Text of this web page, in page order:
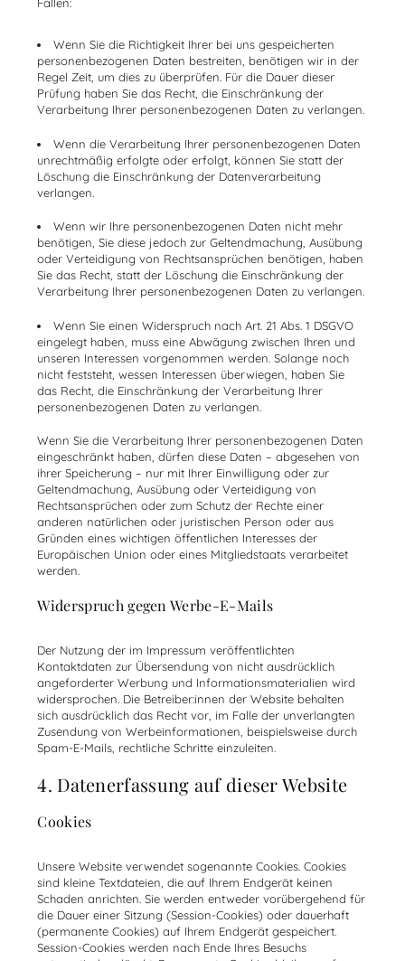
Wenn Sie die Richtigkeit Ihrer bei uns gespeicherten
personenbezogenen Daten bestreiten, benötigen wir in der
Regel Zeit, um dies zu überprüfen. Für die Dauer dieser
Prüfung haben Sie das Recht, die Einschränkung der
Verarbeitung Ihrer personenbezogenen Daten zu verlangen.
Wenn die Verarbeitung Ihrer personenbezogenen Daten
unrechtmäßig erfolgte oder erfolgt, können Sie statt der
Löschung die Einschränkung der Datenverarbeitung
verlangen.
Wenn wir Ihre personenbezogenen Daten nicht mehr
benötigen, Sie diese jedoch zur Geltendmachung, Ausübung
oder Verteidigung von Rechtsansprüchen benötigen, haben
Sie das Recht, statt der Löschung die Einschränkung der
Verarbeitung Ihrer personenbezogenen Daten zu verlangen.
Wenn Sie einen Widerspruch nach Art. 21 Abs. 1 DSGVO
eingelegt haben, muss eine Abwägung zwischen Ihren und
unseren Interessen vorgenommen werden. Solange noch
nicht feststeht, wessen Interessen überwiegen, haben Sie
das Recht, die Einschränkung der Verarbeitung Ihrer
personenbezogenen Daten zu verlangen.
Wenn Sie die Verarbeitung Ihrer personenbezogenen Daten
eingeschränkt haben, dürfen diese Daten – abgesehen von
ihrer Speicherung – nur mit Ihrer Einwilligung oder zur
Geltendmachung, Ausübung oder Verteidigung von
Rechtsansprüchen oder zum Schutz der Rechte einer
anderen natürlichen oder juristischen Person oder aus
Gründen eines wichtigen öffentlichen Interesses der
Europäischen Union oder eines Mitgliedstaats verarbeitet
werden.
Widerspruch gegen Werbe-E-Mails
Der Nutzung der im Impressum veröffentlichten
Kontaktdaten zur Übersendung von nicht ausdrücklich
angeforderter Werbung und Informationsmaterialien wird
widersprochen. Die Betreiber:innen der Website behalten
sich ausdrücklich das Recht vor, im Falle der unverlangten
Zusendung von Werbeinformationen, beispielsweise durch
Spam-E-Mails, rechtliche Schritte einzuleiten.
4. Datenerfassung auf dieser Website
Cookies
Unsere Website verwendet sogenannte Cookies. Cookies
sind kleine Textdateien, die auf Ihrem Endgerät keinen
Schaden anrichten. Sie werden entweder vorübergehend für
die Dauer einer Sitzung (Session-Cookies) oder dauerhaft
(permanente Cookies) auf Ihrem Endgerät gespeichert.
Session-Cookies werden nach Ende Ihres Besuchs